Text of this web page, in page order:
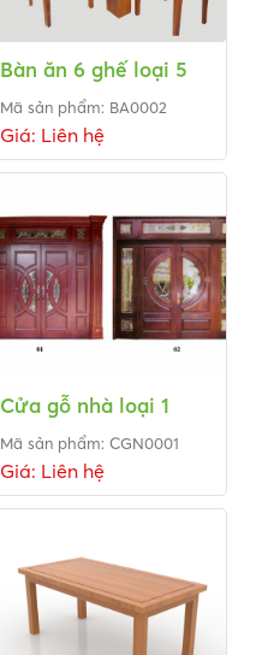
Bàn ăn 6 ghế loại 5
Mã sản phẩm: BA0002
Giá: Liên hệ
Cửa gỗ nhà loại 1
Mã sản phẩm: CGN0001
Giá: Liên hệ